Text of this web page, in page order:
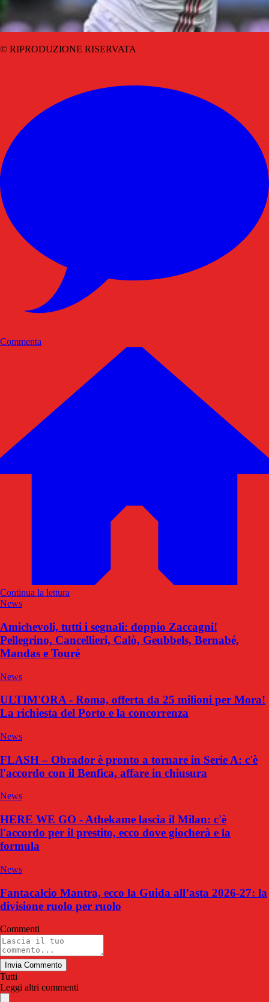
© RIPRODUZIONE RISERVATA
Commenta
Continua la lettura
News
Amichevoli, tutti i segnali: doppio Zaccagni!
Pellegrino, Cancellieri, Calò, Geubbels, Bernabé,
Mandas e Touré
News
ULTIM'ORA - Roma, offerta da 25 milioni per Mora!
La richiesta del Porto e la concorrenza
News
FLASH – Obrador è pronto a tornare in Serie A: c'è
l'accordo con il Benfica, affare in chiusura
News
HERE WE GO - Athekame lascia il Milan: c'è
l'accordo per il prestito, ecco dove giocherà e la
formula
News
Fantacalcio Mantra, ecco la Guida all’asta 2026-27: la
divisione ruolo per ruolo
Commenti
Invia Commento
Tutti
Leggi altri commenti